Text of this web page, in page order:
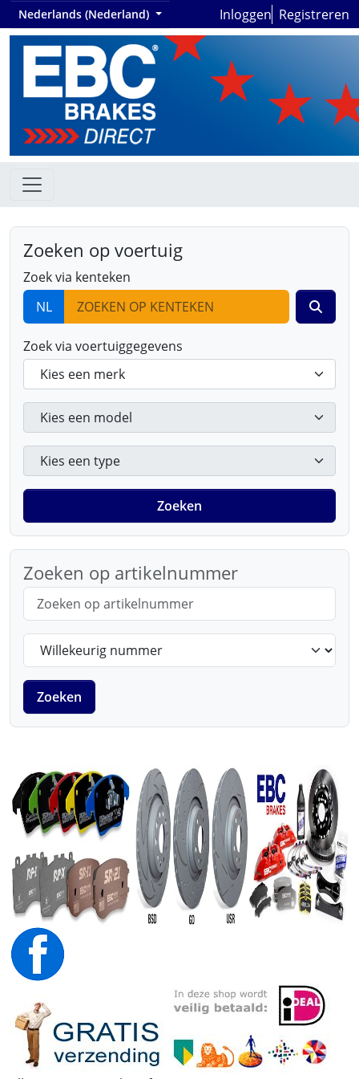
Nederlands (Nederland) Inloggen Registreren
Zoeken op voertuig
Zoek via kenteken
NL
Zoek via voertuiggegevens
Kies een merk
Kies een model
Kies een type
Zoeken
Zoeken op artikelnummer
Zoeken